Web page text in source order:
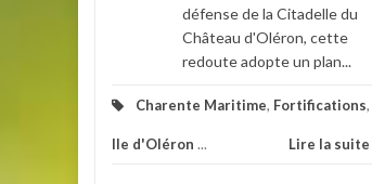
défense de la Citadelle du
Château d'Oléron, cette
redoute adopte un plan...
Charente Maritime, Fortifications,
Ile d'Oléron ... Lire la suite